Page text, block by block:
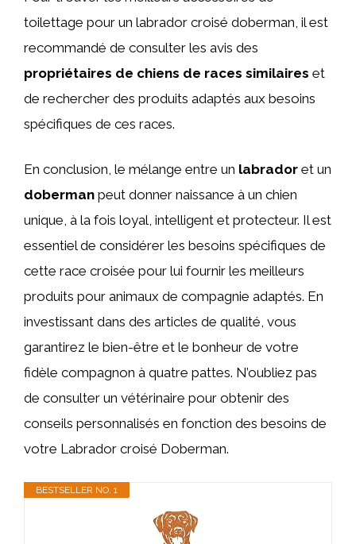
toilettage pour un labrador croisé doberman, il est
recommandé de consulter les avis des
propriétaires de chiens de races similaires et
de rechercher des produits adaptés aux besoins
spécifiques de ces races.
En conclusion, le mélange entre un labrador et un
doberman peut donner naissance à un chien
unique, à la fois loyal, intelligent et protecteur. Il est
essentiel de considérer les besoins spécifiques de
cette race croisée pour lui fournir les meilleurs
produits pour animaux de compagnie adaptés. En
investissant dans des articles de qualité, vous
garantirez le bien-être et le bonheur de votre
fidèle compagnon à quatre pattes. N’oubliez pas
de consulter un vétérinaire pour obtenir des
conseils personnalisés en fonction des besoins de
votre Labrador croisé Doberman.
BESTSELLER NO. 1